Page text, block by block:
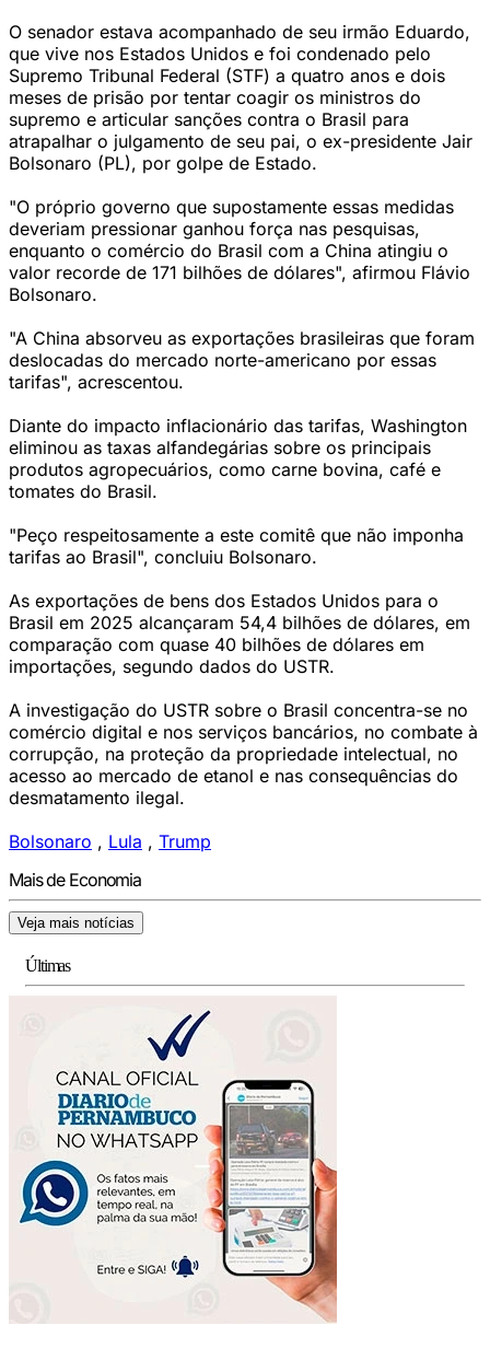
O senador estava acompanhado de seu irmão Eduardo,
que vive nos Estados Unidos e foi condenado pelo
Supremo Tribunal Federal (STF) a quatro anos e dois
meses de prisão por tentar coagir os ministros do
supremo e articular sanções contra o Brasil para
atrapalhar o julgamento de seu pai, o ex-presidente Jair
Bolsonaro (PL), por golpe de Estado.
"O próprio governo que supostamente essas medidas
deveriam pressionar ganhou força nas pesquisas,
enquanto o comércio do Brasil com a China atingiu o
valor recorde de 171 bilhões de dólares", afirmou Flávio
Bolsonaro.
"A China absorveu as exportações brasileiras que foram
deslocadas do mercado norte-americano por essas
tarifas", acrescentou.
Diante do impacto inflacionário das tarifas, Washington
eliminou as taxas alfandegárias sobre os principais
produtos agropecuários, como carne bovina, café e
tomates do Brasil.
"Peço respeitosamente a este comitê que não imponha
tarifas ao Brasil", concluiu Bolsonaro.
As exportações de bens dos Estados Unidos para o
Brasil em 2025 alcançaram 54,4 bilhões de dólares, em
comparação com quase 40 bilhões de dólares em
importações, segundo dados do USTR.
A investigação do USTR sobre o Brasil concentra-se no
comércio digital e nos serviços bancários, no combate à
corrupção, na proteção da propriedade intelectual, no
acesso ao mercado de etanol e nas consequências do
desmatamento ilegal.
Bolsonaro , Lula , Trump
Mais de Economia
Veja mais notícias
Últimas